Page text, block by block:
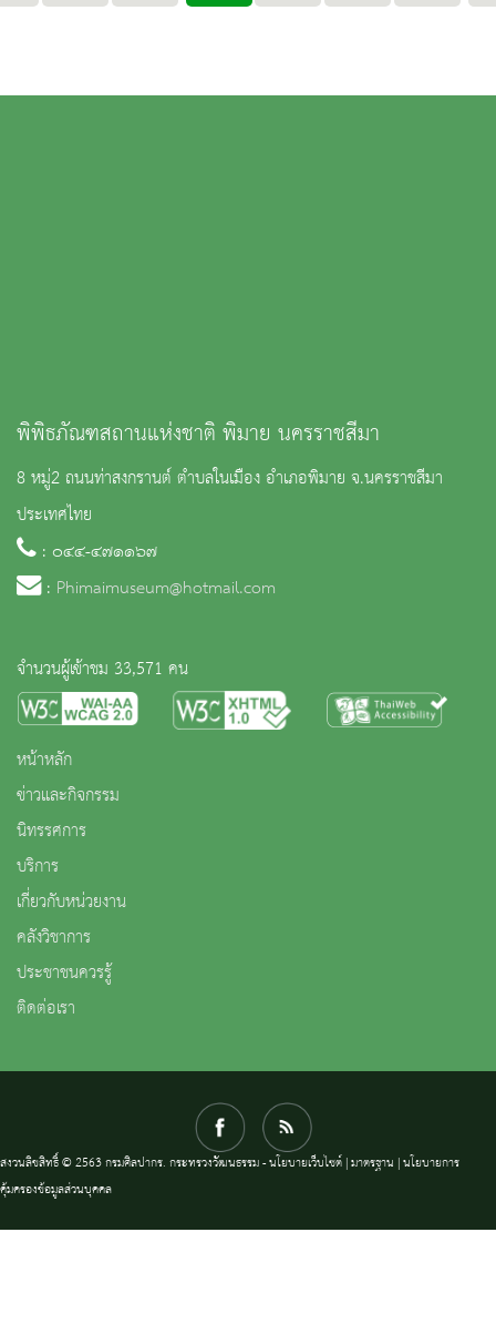
พิพิธภัณฑสถานแห่งชาติ พิมาย นครราชสีมา
8 หมู่2 ถนนท่าสงกรานต์ ตำบลในเมือง อำเภอพิมาย จ.นครราชสีมา
ประเทศไทย
: ๐๔๔-๔๗๑๑๖๗
: Phimaimuseum@hotmail.com
จำนวนผู้เข้าชม 33,571 คน
หน้าหลัก
ข่าวและกิจกรรม
นิทรรศการ
บริการ
เกี่ยวกับหน่วยงาน
คลังวิชาการ
ประชาชนควรรู้
ติดต่อเรา
สงวนลิขสิทธิ์ © 2563 กรมศิลปากร. กระทรวงวัฒนธรรม -นโยบายเว็บไซต์|มาตรฐาน |นโยบายการ
คุ้มครองข้อมูลส่วนบุคคล